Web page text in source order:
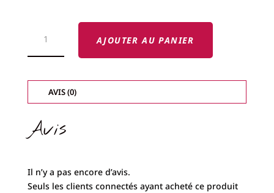
TRANSPORT
AJOUTER AU PANIER
AVIS (0)
Avis
Il n’y a pas encore d’avis.
Seuls les clients connectés ayant acheté ce produit